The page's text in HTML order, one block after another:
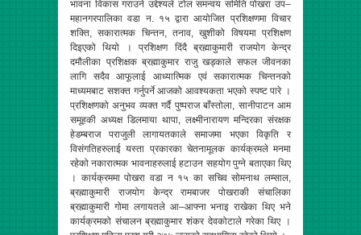
भावना विकास गराउने उद्देश्यले टोल समन्वय समिति पोखरा उप–
महानगरपालिका वडा न. १५ द्वारा आयोजित प्रशिक्षणमा विचार
शक्ति, सकारात्मक चिन्तन, तनाव, खुशीको विषयमा प्रशिक्षण
दिइएको थियो । प्रशिक्षण दिंदै ब्रह्माकुमारी राजयोग केन्द्र
दमौलीका प्रशिक्षक ब्रह्माकुमार राजु खड्काले सफल जीवनका
लागि सदैव आफूलाई आध्यात्मिक एवं सकारात्मक चिन्तनको
माध्यमबाट सशक्त गर्नुपर्ने आजको आवश्यकता भएको स्पष्ट पारे ।
प्रशिक्षणको अनुभव व्यक्त गर्दै पुष्पराज बाँस्तोला, सानीपाटन आम
समूहकी अध्यक्ष डिलमाया थापा, लक्ष्मीनारायण मन्दिरका संरक्षक
हेडम्बराज पराजुली लागायतकाले समाजमा भएका विकृति र
विसंगतिहरुलाई यस्ता प्रकारका चेतनामूलक कार्यक्रमले मनमा
रहेको नकारात्मक भावनाहरुलाई हटाउन सहयोग पुग्ने बताएका थिए
। कार्यक्रममा पोखरा वडा न १५ का सचिव सोमनाथ लम्साल,
ब्रह्माकुमारी राजयोग केन्द्र रामबाजर पोखराकी संचालिका
ब्रह्माकुमारी गोमा लगायतले आ–आफ्ना भनाइ राखेका थिए भने
कार्यक्रमको संचालन ब्रह्माकुमार शंकर देवकोटाले गरेका थिए ।